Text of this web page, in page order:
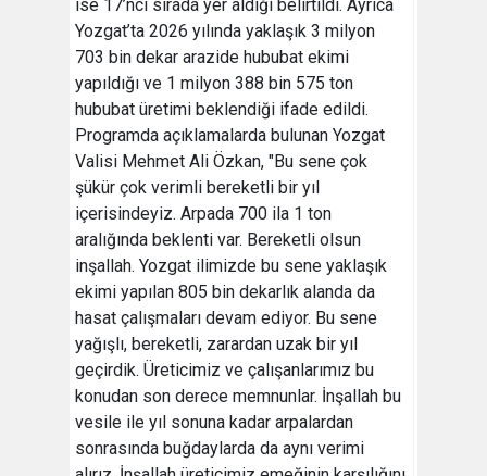
ise 17’nci sırada yer aldığı belirtildi. Ayrıca
Yozgat’ta 2026 yılında yaklaşık 3 milyon
703 bin dekar arazide hububat ekimi
yapıldığı ve 1 milyon 388 bin 575 ton
hububat üretimi beklendiği ifade edildi.
Programda açıklamalarda bulunan Yozgat
Valisi Mehmet Ali Özkan, "Bu sene çok
şükür çok verimli bereketli bir yıl
içerisindeyiz. Arpada 700 ila 1 ton
aralığında beklenti var. Bereketli olsun
inşallah. Yozgat ilimizde bu sene yaklaşık
ekimi yapılan 805 bin dekarlık alanda da
hasat çalışmaları devam ediyor. Bu sene
yağışlı, bereketli, zarardan uzak bir yıl
geçirdik. Üreticimiz ve çalışanlarımız bu
konudan son derece memnunlar. İnşallah bu
vesile ile yıl sonuna kadar arpalardan
sonrasında buğdaylarda da aynı verimi